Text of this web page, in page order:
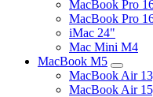
MacBook Pro
MacBook Pro
iMac 24"
Mac Mini M4
MacBook M5
MacBook Air
MacBook Air